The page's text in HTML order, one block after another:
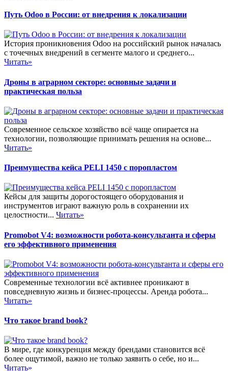
Путь Odoo в России: от внедрения к локализации
История проникновения Odoo на российский рынок началась
с точечных внедрений в сегменте малого и среднего...
Читать»
Дроны в аграрном секторе: основные задачи и
практическая польза
Современное сельское хозяйство всё чаще опирается на
технологии, позволяющие принимать решения на основе...
Читать»
Преимущества кейса PELI 1450 с поропластом
Кейсы для защиты дорогостоящего оборудования и
инструментов играют важную роль в сохранении их
целостности... Читать»
Promobot V4: возможности робота-консультанта и сферы
его эффективного применения
Современные технологии всё активнее проникают в
повседневную жизнь и бизнес-процессы. Аренда робота...
Читать»
Что такое brand book?
В мире, где конкуренция между брендами становится всё
более ощутимой, важно не только заявить о себе, но и...
Читать»